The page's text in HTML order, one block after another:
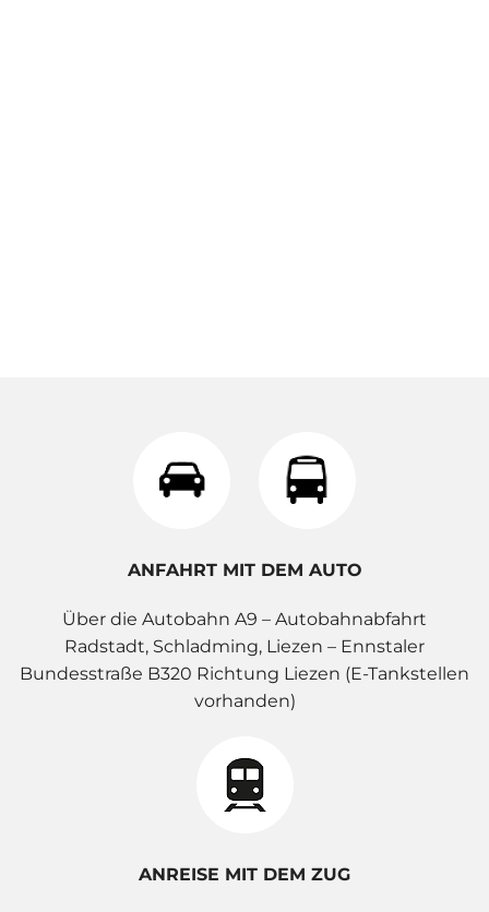
ANFAHRT MIT DEM AUTO
Über die Autobahn A9 – Autobahnabfahrt
Radstadt, Schladming, Liezen – Ennstaler
Bundesstraße B320 Richtung Liezen (E-Tankstellen
vorhanden)
ANREISE MIT DEM ZUG